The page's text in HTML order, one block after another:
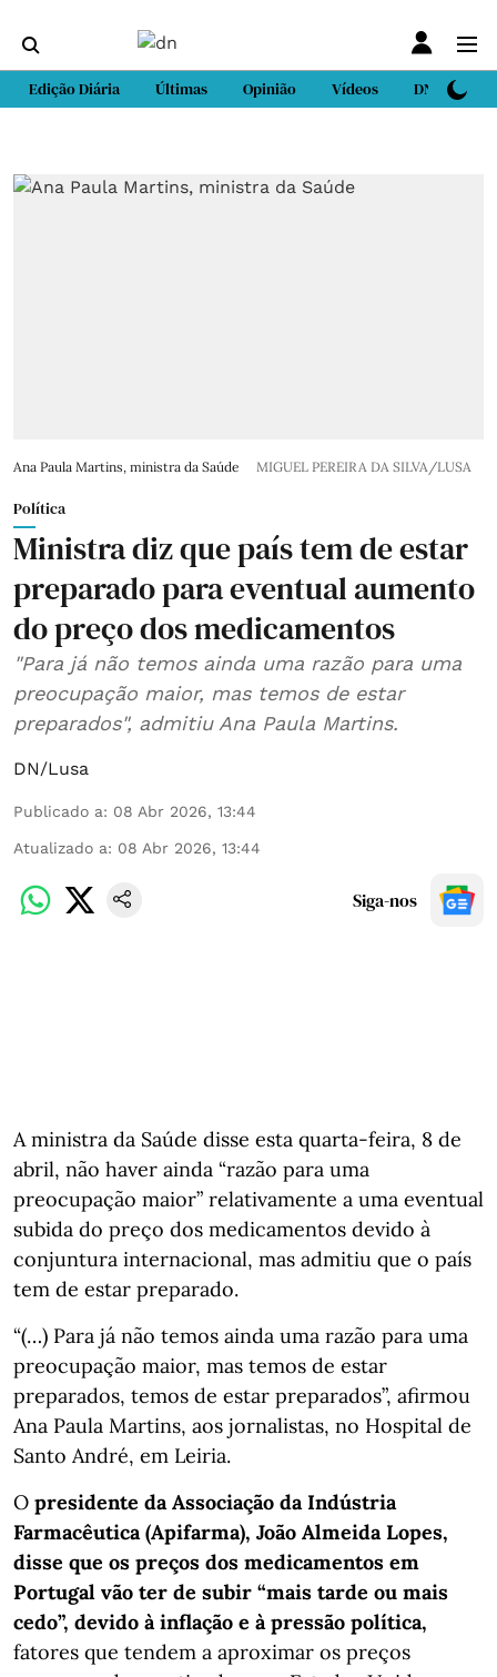
Edição Diária Últimas Opinião Vídeos DN Sport
Ana Paula Martins, ministra da Saúde MIGUEL PEREIRA DA SILVA/LUSA
Política
Ministra diz que país tem de estar
preparado para eventual aumento
do preço dos medicamentos
"Para já não temos ainda uma razão para uma
preocupação maior, mas temos de estar
preparados", admitiu Ana Paula Martins.
DN/Lusa
Publicado a: 08 Abr 2026, 13:44
Atualizado a: 08 Abr 2026, 13:44
Siga-nos
A ministra da Saúde disse esta quarta-feira, 8 de
abril, não haver ainda “razão para uma
preocupação maior” relativamente a uma eventual
subida do preço dos medicamentos devido à
conjuntura internacional, mas admitiu que o país
tem de estar preparado.
“(…) Para já não temos ainda uma razão para uma
preocupação maior, mas temos de estar
preparados, temos de estar preparados”, afirmou
Ana Paula Martins, aos jornalistas, no Hospital de
Santo André, em Leiria.
O presidente da Associação da Indústria
Farmacêutica (Apifarma), João Almeida Lopes,
disse que os preços dos medicamentos em
Portugal vão ter de subir “mais tarde ou mais
cedo”, devido à inflação e à pressão política,
fatores que tendem a aproximar os preços